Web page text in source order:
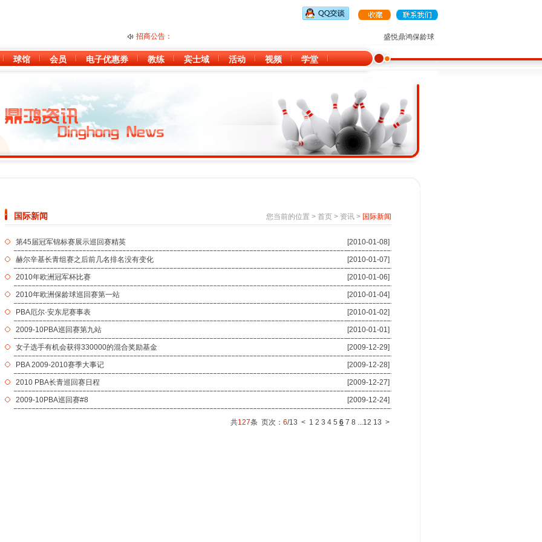
招商公告： 盛悦鼎鸿保龄球俱乐部诚招全国各地大型购物中
球馆 会员 电子优惠券 教练 宾士域 活动 视频 学堂
国际新闻 您当前的位置 > 首页 > 资讯 > 国际新闻
第45届冠军锦标赛展示巡回赛精英 [2010-01-08]
赫尔辛基长青组赛之后前几名排名没有变化 [2010-01-07]
2010年欧洲冠军杯比赛 [2010-01-06]
2010年欧洲保龄球巡回赛第一站 [2010-01-04]
PBA厄尔·安东尼赛事表 [2010-01-02]
2009-10PBA巡回赛第九站 [2010-01-01]
女子选手有机会获得330000的混合奖励基金 [2009-12-29]
PBA 2009-2010赛季大事记 [2009-12-28]
2010 PBA长青巡回赛日程 [2009-12-27]
2009-10PBA巡回赛#8 [2009-12-24]
共127条 页次： 6/13 < 1 2 3 4 5 6 7 8 ...12 13 >